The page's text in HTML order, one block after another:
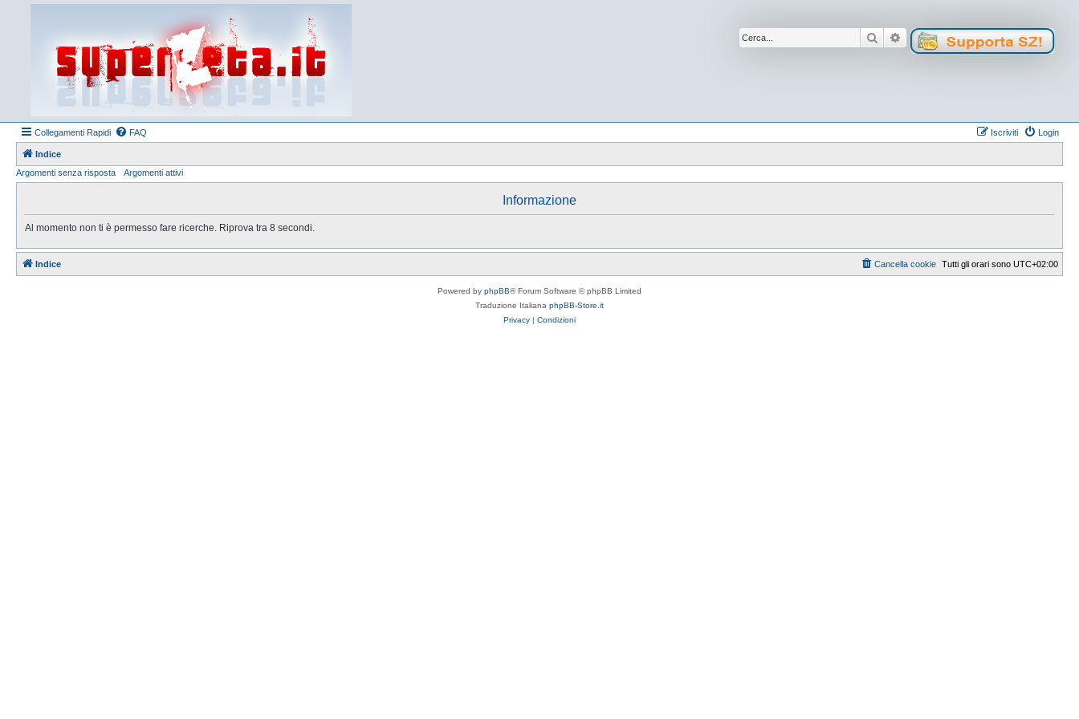
Cerca Ricerca avanzata
Collegamenti Rapidi FAQ Login
Iscriviti
Indice
Argomenti senza risposta
Argomenti attivi
Informazione
Al momento non ti è permesso fare ricerche. Riprova tra 8 secondi.
Indice Tutti gli orari sono UTC+02:00
Cancella cookie
Powered by phpBB® Forum Software © phpBB Limited
Traduzione Italiana phpBB-Store.it
Privacy | Condizioni